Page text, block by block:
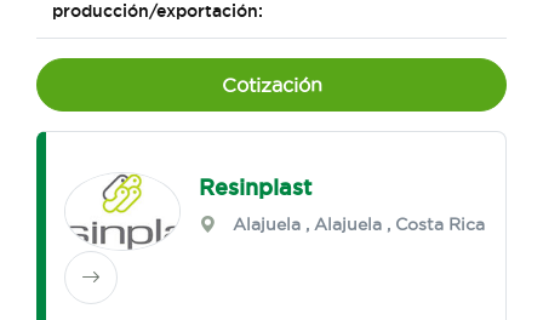
producción/exportación:
Cotización
Resinplast
Alajuela , Alajuela , Costa Rica